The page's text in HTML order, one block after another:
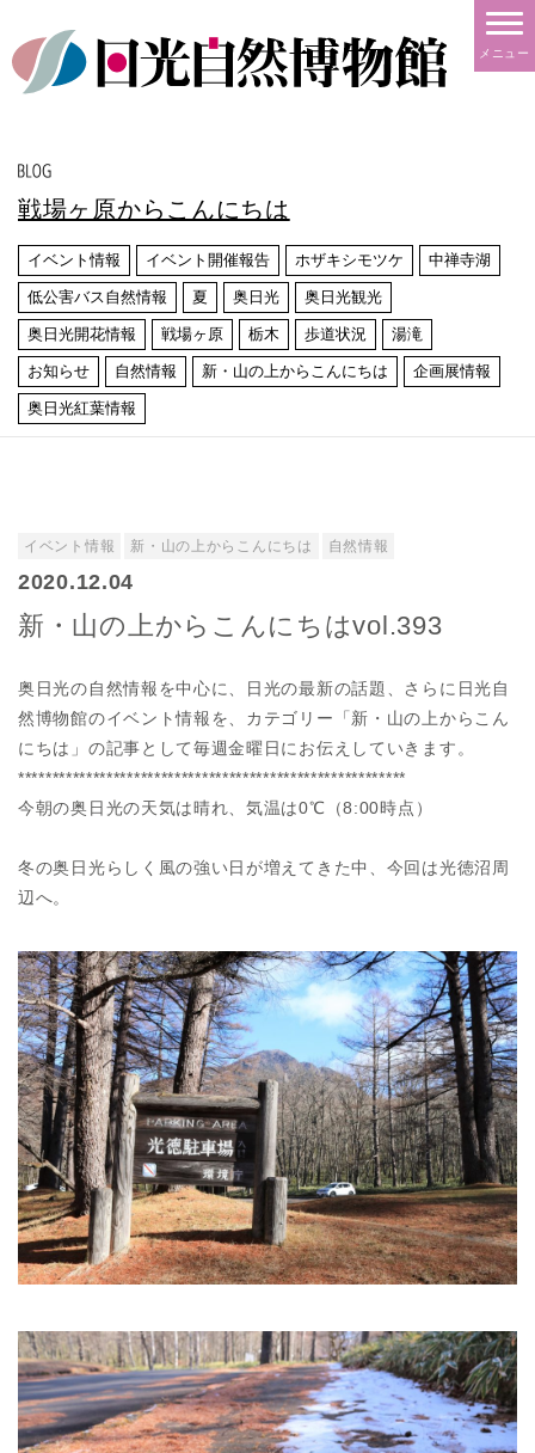
メニュー
戦場ヶ原からこんにちは
イベント情報 イベント開催報告 ホザキシモツケ 中禅寺湖
低公害バス自然情報 夏 奥日光 奥日光観光
奥日光開花情報 戦場ヶ原 栃木 歩道状況 湯滝
お知らせ 自然情報 新・山の上からこんにちは 企画展情報
奥日光紅葉情報
イベント情報 新・山の上からこんにちは 自然情報
2020.12.04
新・山の上からこんにちはvol.393
奥日光の自然情報を中心に、日光の最新の話題、さらに日光自
然博物館のイベント情報を、カテゴリー「新・山の上からこん
にちは」の記事として毎週金曜日にお伝えしていきます。
*********************************************************
今朝の奥日光の天気は晴れ、気温は0℃（8:00時点）
冬の奥日光らしく風の強い日が増えてきた中、今回は光徳沼周
辺へ。